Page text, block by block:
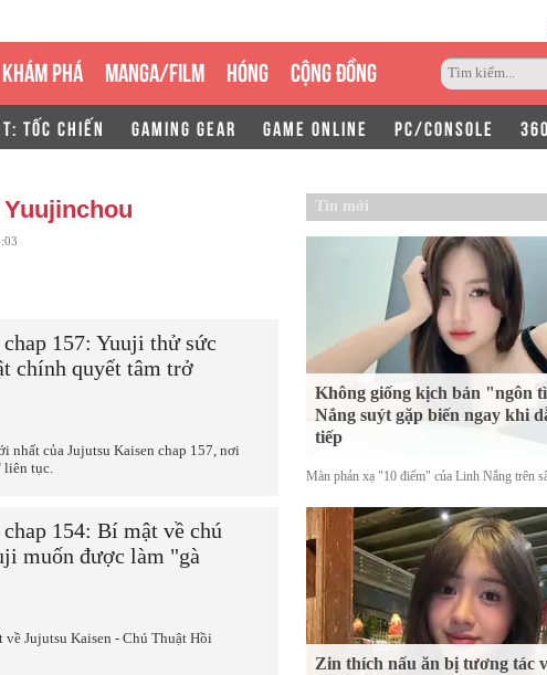
KHÁM PHÁ MANGA/FILM HÓNG CỘNG ĐỒNG
TỐC CHIẾN GAMING GEAR GAME ONLINE PC/CONSOLE
157: Yuuji thử sức
chính quyết tâm trở
nhất của Jujutsu Kaisen chap 157, nơi
liên tục.
154: Bí mật về chú
muốn được làm "gà
Jujutsu Kaisen - Chú Thuật Hồi
Tin mới
Không giống kịch bản "ngôn
Nắng suýt gặp biến ngay khi
tiếp
Màn phản xạ "10 điểm" của Linh Nắng trên
Zin thích nấu ăn bị tương tác